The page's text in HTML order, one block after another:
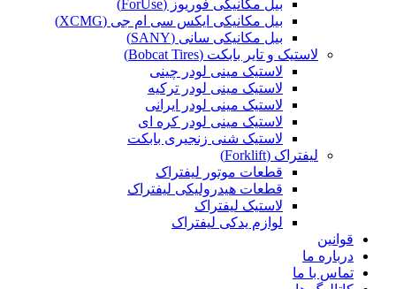
بیل مکانیکی فوریوز (ForUse)
بیل مکانیکی ایکس سی ام جی (XCMG)
بیل مکانیکی سانی (SANY)
لاستیک و تایر بابکت (Bobcat Tires)
لاستیک مینی لودر چینی
لاستیک مینی لودر ترکیه
لاستیک مینی لودر ایرانی
لاستیک مینی لودر کره ای
لاستیک شنی زنجیری بابکت
لیفتراک (Forklift)
قطعات موتور لیفتراک
قطعات هیدرولیکی لیفتراک
لاستیک لیفتراک
لوازم یدکی لیفتراک
قوانین
درباره ما
تماس با ما